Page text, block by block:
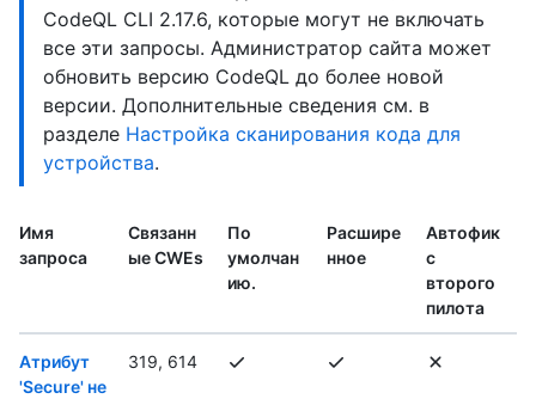
CodeQL CLI 2.17.6, которые могут не включать
все эти запросы. Администратор сайта может
обновить версию CodeQL до более новой
версии. Дополнительные сведения см. в
разделе Настройка сканирования кода для
устройства.
Имя
запроса
Связанн
ые CWEs
По
умолчан
ию.
Расшире
нное
Автофик
с
второго
пилота
Атрибут
'Secure' не
319, 614